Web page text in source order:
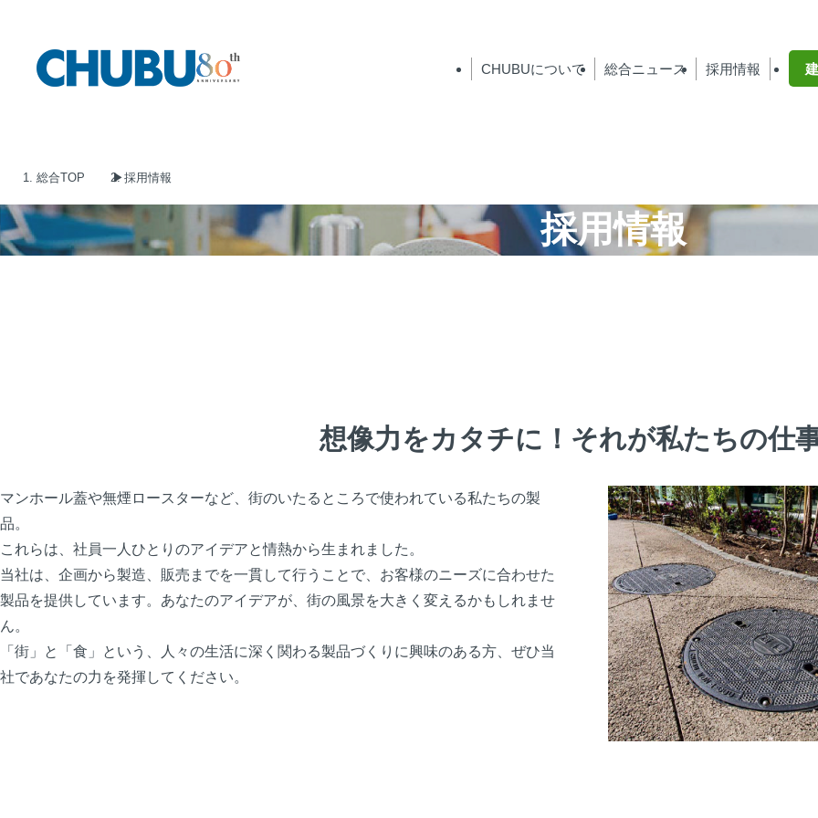
CHUBUについて 総合ニュース 採用情報
総合TOP 採用情報
採用情報
想像力をカタチに！それが私たちの仕
マンホール蓋や無煙ロースターなど、街のいたるところで使われている私たちの製
品。
これらは、社員一人ひとりのアイデアと情熱から生まれました。
当社は、企画から製造、販売までを一貫して行うことで、お客様のニーズに合わせた
製品を提供しています。あなたのアイデアが、街の風景を大きく変えるかもしれませ
ん。
「街」と「食」という、人々の生活に深く関わる製品づくりに興味のある方、ぜひ当
社であなたの力を発揮してください。